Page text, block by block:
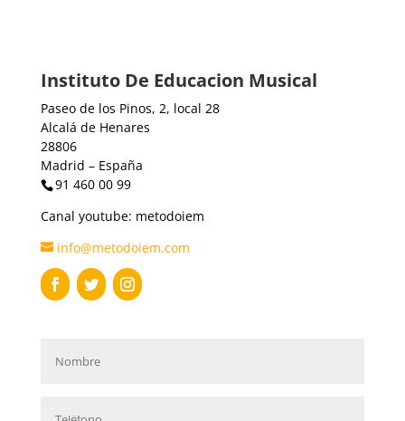
Instituto De Educacion Musical
Paseo de los Pinos, 2, local 28
Alcalá de Henares
28806
Madrid – España
91 460 00 99
Canal youtube: metodoiem
info@metodoiem.com